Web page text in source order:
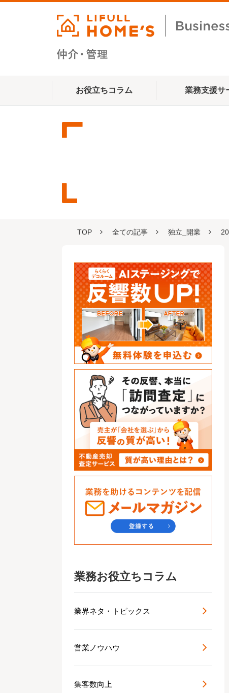
お役立ちコラム 業務支援サ
TOP 全ての記事 独立_開業
業務お役立ちコラム
業界ネタ・トピックス
営業ノウハウ
集客数向上